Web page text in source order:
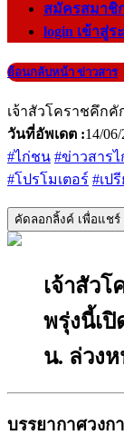
สมัครสมาชิ
login เข้าสู่ร
ย้อนกลับหน้า ข่าวสาร
เจ้าสัวโคราชคึกคั
วันที่อัพเดต :14/
#ไก่ชน #ข่าวสาร
#โปรโมเตอร์ #เป
คัดลอกลิ้งค์ เพื่อแชร์
เจ้าสัว
พรุ่งนี้เปิ
น. ล่วง
บรรยากาศวงก